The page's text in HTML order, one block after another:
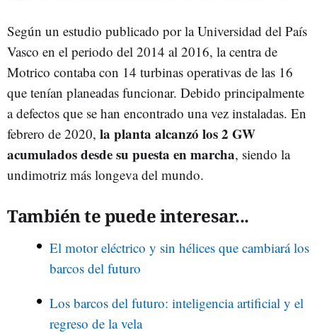
Según un estudio publicado por la Universidad del País
Vasco en el periodo del 2014 al 2016, la centra de
Motrico contaba con 14 turbinas operativas de las 16
que tenían planeadas funcionar. Debido principalmente
a defectos que se han encontrado una vez instaladas. En
febrero de 2020, la planta alcanzó los 2 GW
acumulados desde su puesta en marcha, siendo la
undimotriz más longeva del mundo.
También te puede interesar...
El motor eléctrico y sin hélices que cambiará los
barcos del futuro
Los barcos del futuro: inteligencia artificial y el
regreso de la vela